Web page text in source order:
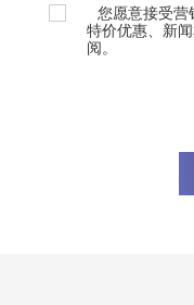
您愿意接受营
特价优惠、新
阅。